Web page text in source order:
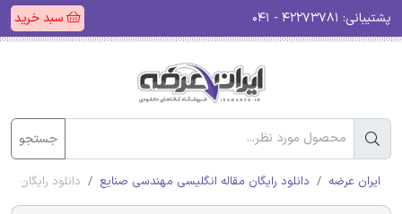
پشتیبانی: سبد خرید
جستجو
ایران عرضه دانلود رایگان مقاله انگلیسی مهندسی صنایع دانلود رایگان